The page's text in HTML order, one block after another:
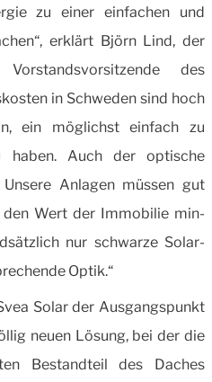
zu einer einfachen und
erklärt Björn Lind, der
des
in Schweden sind hoch
ein möglichst einfach zu
haben. Auch der optische
Anlagen müssen gut
den Wert der Immobilie min­
nur schwarze Solar­
Optik.“
Solar der Ausgangs­punkt
neuen Lösung, bei der die
Bestandteil des Daches